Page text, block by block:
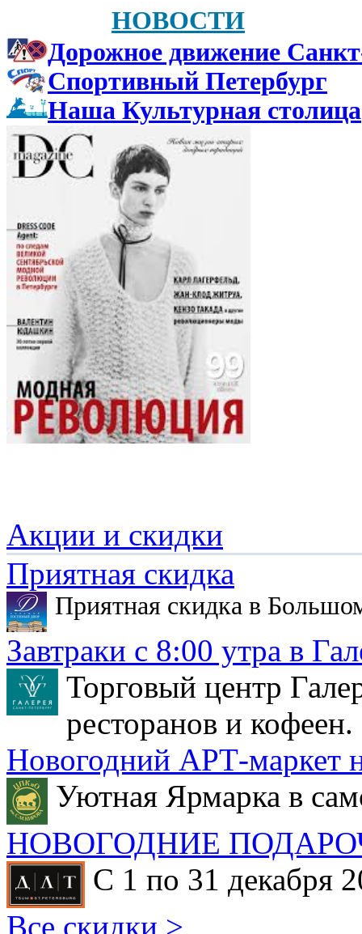
НОВОСТИ
Дорожное движение
Спортивный Петербург
Наша Культурная столица
Акции и скидки
Приятная скидка
Приятная скидка в
Завтраки с 8:00 утра в
Торговый центр
ресторанов и кофеен.
Новогодний АРТ-маркет
Уютная Ярмарка в
НОВОГОДНИЕ
С 1 по 31 декабря
Все скидки >